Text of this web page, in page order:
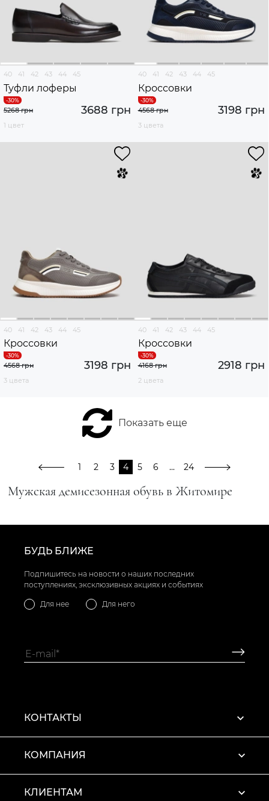
Мужская демисезонная обувь в Житомире
40 41 42 43 44 45
Туфли лоферы
3688 грн
5268 грн
1 цвет
40 41 42 43 44 45
Кроссовки
3198 грн
4568 грн
3 цвета
40 41 42 43 44 45
Кроссовки
3198 грн
4568 грн
3 цвета
40 41 42 43 44 45
Кроссовки
2918 грн
4168 грн
2 цвета
Показать еще
1 2 3 4 5 6 ... 24
БУДЬ БЛИЖЕ
Подпишитесь на новости о наших последних
поступлениях, эксклюзивных акциях и событиях
Для нее Для него
КОНТАКТЫ
КОМПАНИЯ
КЛИЕНТАМ